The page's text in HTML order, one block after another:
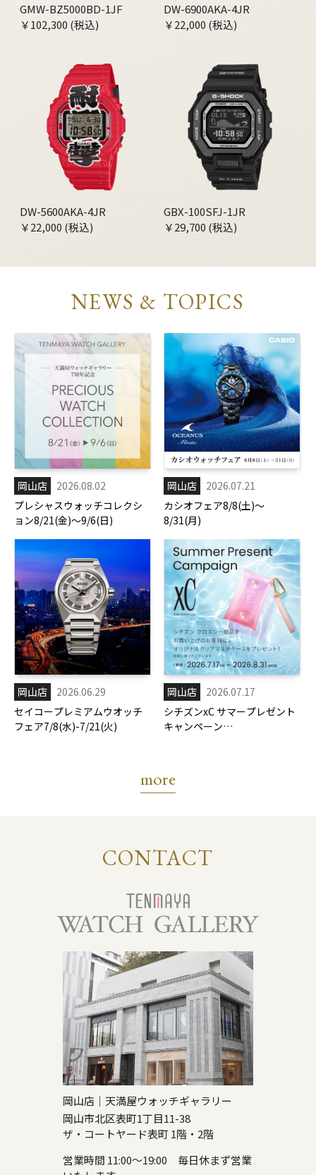
GMW-BZ5000BD-1JF
￥102,300 (税込)
DW-6900AKA-4JR
￥22,000 (税込)
DW-5600AKA-4JR
￥22,000 (税込)
GBX-100SFJ-1JR
￥29,700 (税込)
NEWS & TOPICS
岡山店
2026.08.02
プレシャスウォッチコレクシ
ョン8/21(金)～9/6(日)
岡山店
2026.07.21
カシオフェア8/8(土)～
8/31(月)
岡山店
2026.06.29
セイコープレミアムウオッチ
フェア7/8(水)-7/21(火)
岡山店
2026.07.17
シチズンxC サマープレゼント
キャンペーン
more
CONTACT
岡山店｜天満屋ウォッチギャラリー
岡山市北区表町1丁目11-38
ザ・コートヤード表町 1階・2階
営業時間 11:00～19:00 毎日休まず営業